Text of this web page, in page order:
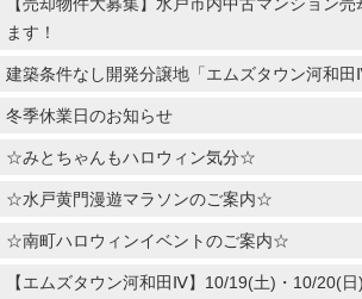
ます！
建築条件なし開発分譲地「エムズタウン河和
冬季休業日のお知らせ
☆みとちゃんもハロウィン気分☆
☆水戸黄門漫遊マラソンのご案内☆
☆南町ハロウィンイベントのご案内☆
【エムズタウン河和田Ⅳ】10/19(土)・10/20(